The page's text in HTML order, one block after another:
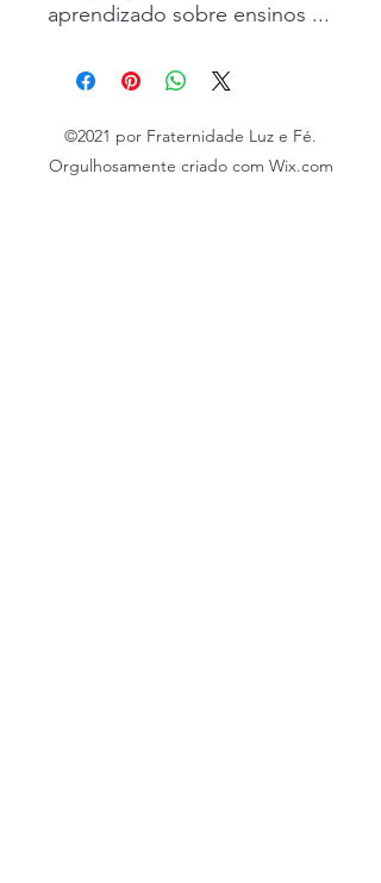
aprendizado sobre ensinos ...
©2021 por Fraternidade Luz e Fé.
Orgulhosamente criado com Wix.com